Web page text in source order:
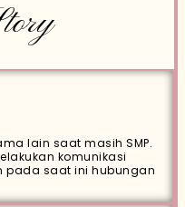
lain saat masih SMP.
komunikasi
pada saat ini hubungan